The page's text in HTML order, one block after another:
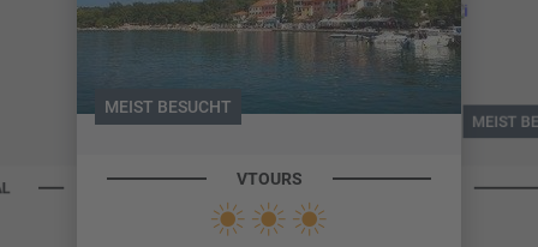
MEIST BESUCHT
VTOURS
MEIST